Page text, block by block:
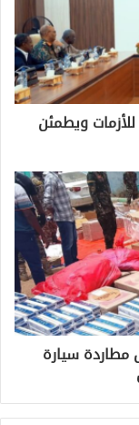
ويطمئن
مطاردة سيارة